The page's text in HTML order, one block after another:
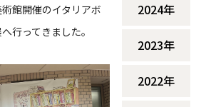
館開催のイタリアボ
行ってきました。
2024年
2023年
2022年